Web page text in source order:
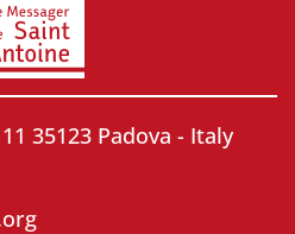
35123 Padova - Italy